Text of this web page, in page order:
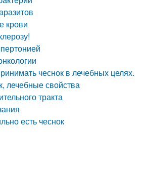
крови
чеснок в лечебных целях.
лечебные свойства
тракта
есть чеснок